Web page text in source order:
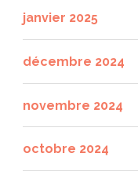
janvier 2025
décembre 2024
novembre 2024
octobre 2024